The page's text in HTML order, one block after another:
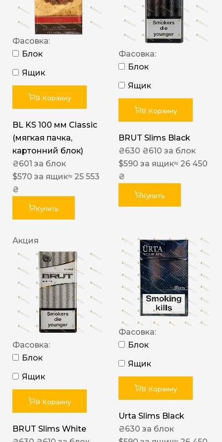
Фасовка:
Блок
Ящик
В Корзину
BL KS 100 мм Classic
(мягкая пачка,
картонний блок)
₴601 за блок
$570 за ящик≈ 25 553
₴
Купить
Фасовка:
Блок
Ящик
В Корзину
BRUT Slims Black
₴630 ₴610 за блок
$590 за ящик≈ 26 450
₴
Купить
Акция
Фасовка:
Блок
Ящик
В Корзину
BRUT Slims White
Фасовка:
Блок
Ящик
В Корзину
Urta Slims Black
₴630 за блок